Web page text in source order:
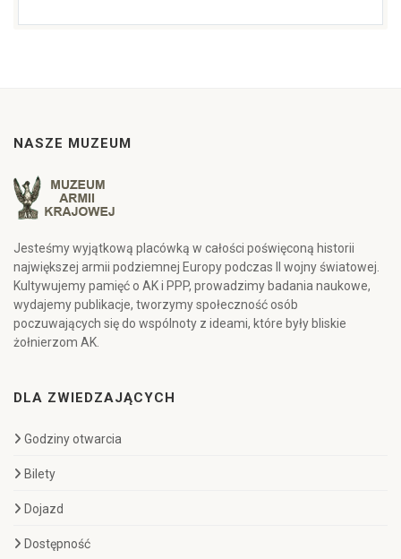
NASZE MUZEUM
Jesteśmy wyjątkową placówką w całości poświęconą historii
największej armii podziemnej Europy podczas II wojny światowej.
Kultywujemy pamięć o AK i PPP, prowadzimy badania naukowe,
wydajemy publikacje, tworzymy społeczność osób
poczuwających się do wspólnoty z ideami, które były bliskie
żołnierzom AK.
DLA ZWIEDZAJĄCYCH
Godziny otwarcia
Bilety
Dojazd
Dostępność